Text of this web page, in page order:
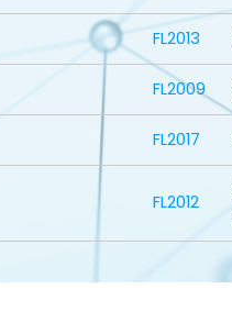
FL2013
FL2009
FL2017
FL2012